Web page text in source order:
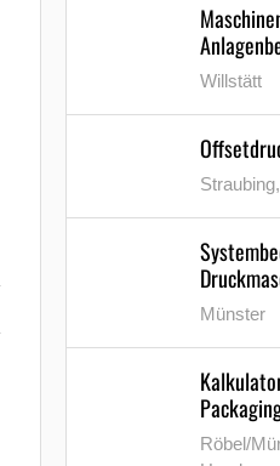
Willstätt
Münster
Röbel/